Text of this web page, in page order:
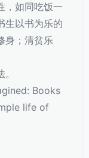
，如同吃饭一
生以书为乐的
身；清贫乐
Books
life of